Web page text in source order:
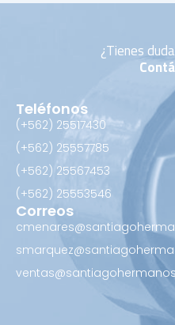
¿Tienes
Teléfonos
(+562) 25517430‬
(+562) 25557785
(+562) 25567453‬
(+562) ‪25553546
Correos